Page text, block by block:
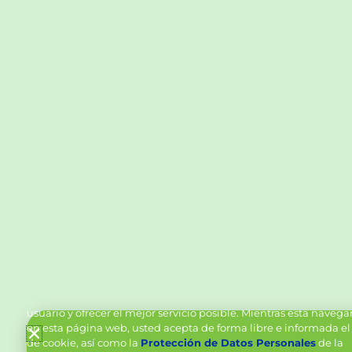
usuario y ofrecer el mejor servicio posible. Mientras está
en esta página web, usted acepta de forma libre e informada el
de cookie, así como la Protección de Datos Personalesde la